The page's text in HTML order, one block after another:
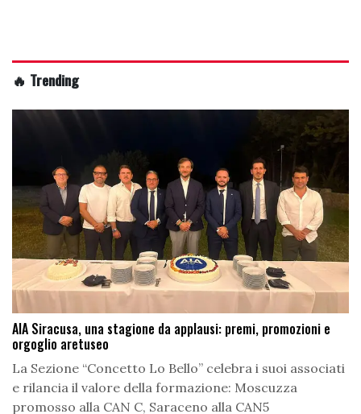
🔥 Trending
AIA Siracusa, una stagione da applausi: premi, promozioni e
orgoglio aretuseo
La Sezione “Concetto Lo Bello” celebra i suoi associati
e rilancia il valore della formazione: Moscuzza
promosso alla CAN C, Saraceno alla CAN5